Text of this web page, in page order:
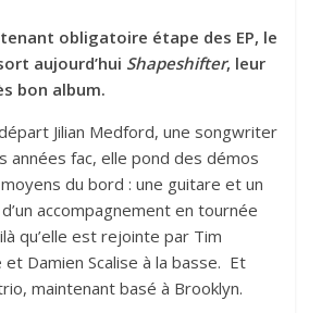
obligatoire étape des EP, le
aujourd’hui Shapeshifter, leur
bon album.
Jilian Medford, une songwriter
années fac, elle pond des démos
du bord : une guitare et un
accompagnement en tournée
qu’elle est rejointe par Tim
Damien Scalise à la basse. Et
maintenant basé à Brooklyn.